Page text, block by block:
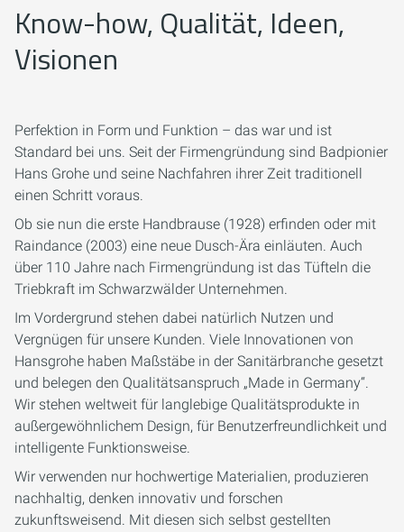
Know-how, Qualität, Ideen,
Visionen
Perfektion in Form und Funktion – das war und ist
Standard bei uns. Seit der Firmengründung sind Badpionier
Hans Grohe und seine Nachfahren ihrer Zeit traditionell
einen Schritt voraus.
Ob sie nun die erste Handbrause (1928) erfinden oder mit
Raindance (2003) eine neue Dusch-Ära einläuten. Auch
über 110 Jahre nach Firmengründung ist das Tüfteln die
Triebkraft im Schwarzwälder Unternehmen.
Im Vordergrund stehen dabei natürlich Nutzen und
Vergnügen für unsere Kunden. Viele Innovationen von
Hansgrohe haben Maßstäbe in der Sanitärbranche gesetzt
und belegen den Qualitätsanspruch „Made in Germany“.
Wir stehen weltweit für langlebige Qualitätsprodukte in
außergewöhnlichem Design, für Benutzerfreundlichkeit und
intelligente Funktionsweise.
Wir verwenden nur hochwertige Materialien, produzieren
nachhaltig, denken innovativ und forschen
zukunftsweisend. Mit diesen sich selbst gestellten